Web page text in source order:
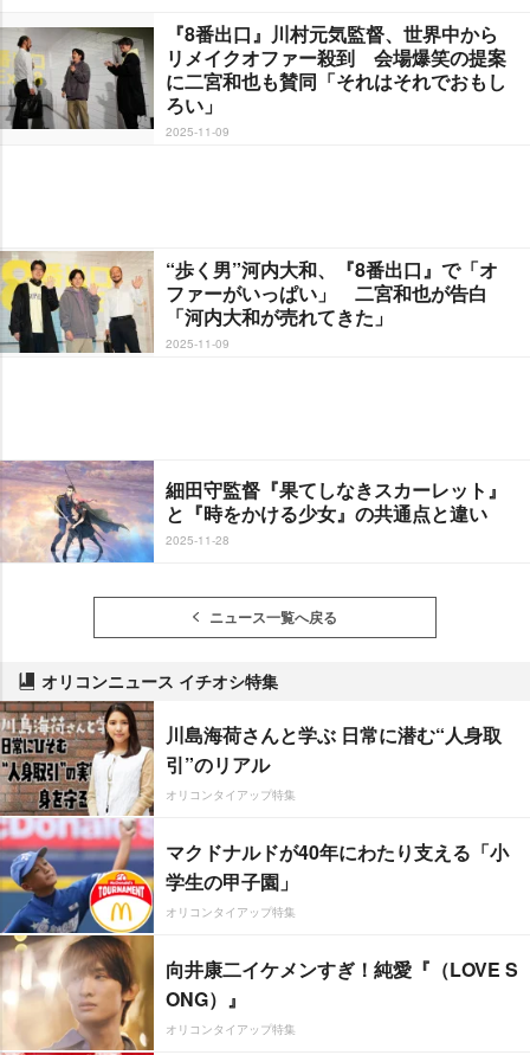
『8番出口』川村元気監督、世界中から
リメイクオファー殺到 会場爆笑の提案
に二宮和也も賛同「それはそれでおもし
ろい」
2025-11-09
“歩く男”河内大和、『8番出口』で「オ
ファーがいっぱい」 二宮和也が告白
「河内大和が売れてきた」
2025-11-09
細田守監督『果てしなきスカーレット』
と『時をかける少女』の共通点と違い
2025-11-28
ニュース一覧へ戻る
オリコンニュース イチオシ特集
川島海荷さんと学ぶ 日常に潜む“人身取
引”のリアル
オリコンタイアップ特集
マクドナルドが40年にわたり支える「小
学生の甲子園」
オリコンタイアップ特集
向井康二イケメンすぎ！純愛『（LOVE S
ONG）』
オリコンタイアップ特集